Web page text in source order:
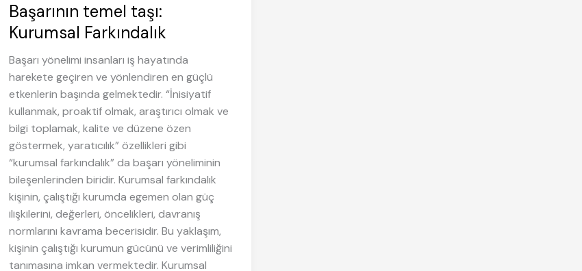
Başarının temel taşı:
Kurumsal Farkındalık
Başarı yönelimi insanları iş hayatında
harekete geçiren ve yönlendiren en güçlü
etkenlerin başında gelmektedir. “İnisiyatif
kullanmak, proaktif olmak, araştırıcı olmak ve
bilgi toplamak, kalite ve düzene özen
göstermek, yaratıcılık” özellikleri gibi
“kurumsal farkındalık” da başarı yöneliminin
bileşenlerinden biridir. Kurumsal farkındalık
kişinin, çalıştığı kurumda egemen olan güç
ilişkilerini, değerleri, öncelikleri, davranış
normlarını kavrama becerisidir. Bu yaklaşım,
kişinin çalıştığı kurumun gücünü ve verimliliğini
tanımasına imkan vermektedir. Kurumsal